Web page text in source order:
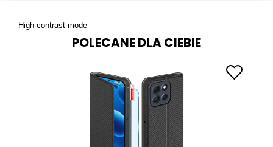
High-contrast mode
POLECANE DLA CIEBIE